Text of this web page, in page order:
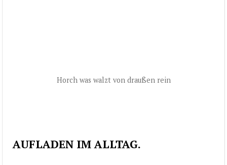
Horch was walzt von draußen rein
AUFLADEN IM ALLTAG.